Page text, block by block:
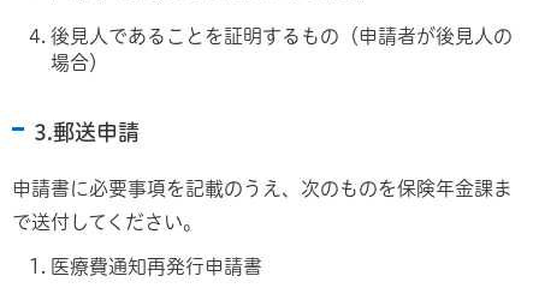
後見人であることを証明するもの（申請者が後見人の
場合）
3.郵送申請
申請書に必要事項を記載のうえ、次のものを保険年金課ま
で送付してください。
医療費通知再発行申請書